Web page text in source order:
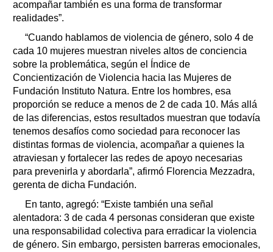
acompañar también es una forma de transformar
realidades”.
“Cuando hablamos de violencia de género, solo 4 de
cada 10 mujeres muestran niveles altos de conciencia
sobre la problemática, según el Índice de
Concientización de Violencia hacia las Mujeres de
Fundación Instituto Natura. Entre los hombres, esa
proporción se reduce a menos de 2 de cada 10. Más allá
de las diferencias, estos resultados muestran que todavía
tenemos desafíos como sociedad para reconocer las
distintas formas de violencia, acompañar a quienes la
atraviesan y fortalecer las redes de apoyo necesarias
para prevenirla y abordarla”, afirmó Florencia Mezzadra,
gerenta de dicha Fundación.
En tanto, agregó: “Existe también una señal
alentadora: 3 de cada 4 personas consideran que existe
una responsabilidad colectiva para erradicar la violencia
de género. Sin embargo, persisten barreras emocionales,